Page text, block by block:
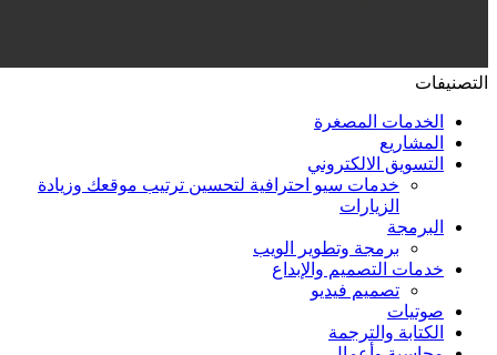
التصنيفات
الخدمات المصغرة
المشاريع
التسويق الالكتروني
خدمات سيو احترافية لتحسين ترتيب موقعك وزيادة
الزيارات
البرمجة
برمجة وتطوير الويب
خدمات التصميم والإبداع
تصميم فيديو
صوتيات
الكتابة والترجمة